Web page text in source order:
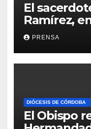
El
Ramírez,
Iglesia
PRENSA
DIÓCESIS DE CÓRDOBA
El Obispo